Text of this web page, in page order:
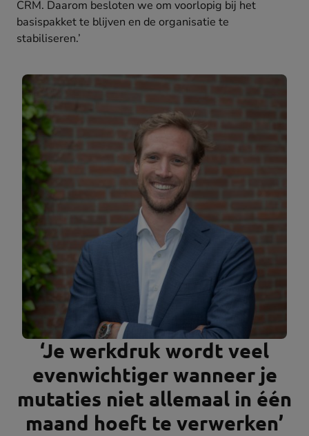
CRM. Daarom besloten we om voorlopig bij het
basispakket te blijven en de organisatie te
stabiliseren.’
‘Je werkdruk wordt veel
evenwichtiger wanneer je
mutaties niet allemaal in één
maand hoeft te verwerken’